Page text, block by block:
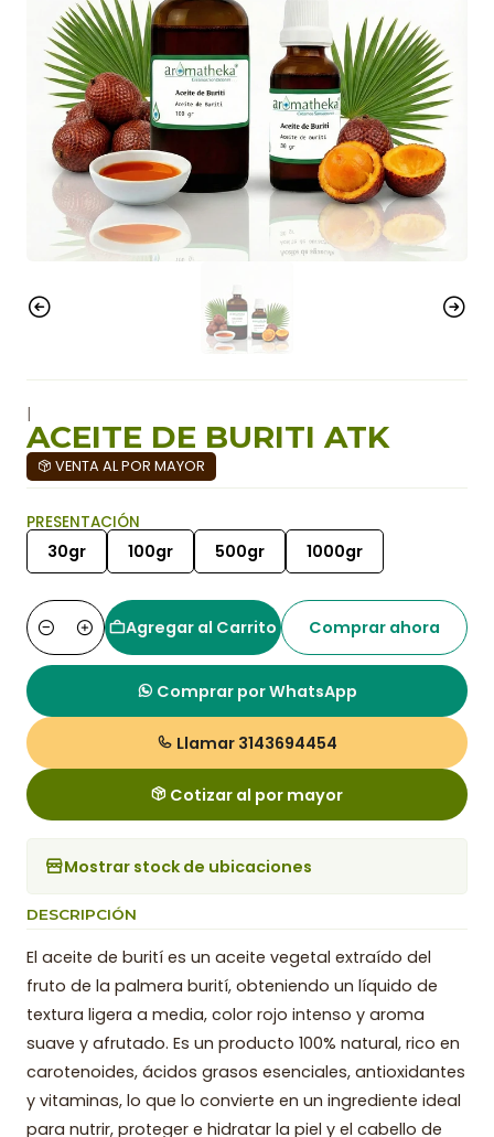
|
ACEITE DE BURITI ATK
VENTA AL POR MAYOR
PRESENTACIÓN
30gr 100gr 500gr 1000gr
Cantidad
Agregar al Carrito Comprar ahora
Comprar por WhatsApp
Llamar 3143694454
Cotizar al por mayor
Mostrar stock de ubicaciones
DESCRIPCIÓN
El aceite de burití es un aceite vegetal extraído del
fruto de la palmera burití, obteniendo un líquido de
textura ligera a media, color rojo intenso y aroma
suave y afrutado. Es un producto 100% natural, rico en
carotenoides, ácidos grasos esenciales, antioxidantes
y vitaminas, lo que lo convierte en un ingrediente ideal
para nutrir, proteger e hidratar la piel y el cabello de